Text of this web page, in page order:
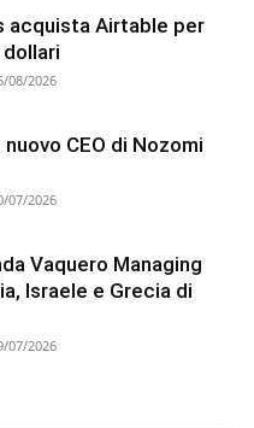
acquista Airtable per
08/2026
CEO di Nozomi
07/2026
Vaquero Managing
Israele e Grecia di
07/2026